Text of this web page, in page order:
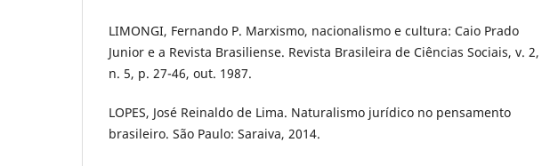
LIMONGI, Fernando P. Marxismo, nacionalismo e cultura: Caio Prado
Junior e a Revista Brasiliense. Revista Brasileira de Ciências Sociais, v. 2,
n. 5, p. 27-46, out. 1987.
LOPES, José Reinaldo de Lima. Naturalismo jurídico no pensamento
brasileiro. São Paulo: Saraiva, 2014.